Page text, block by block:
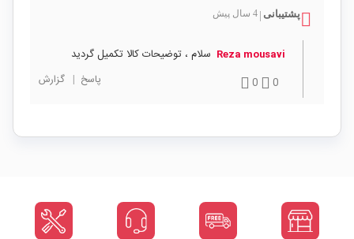
پشتیبانی | 4 سال پیش
Reza mousavi سلام ، توضیحات کالا تکمیل گردید
0
0 پاسخ | گزارش